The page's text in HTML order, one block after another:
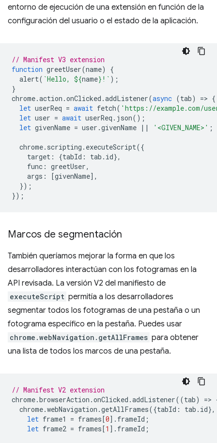
entorno de ejecución de una extensión en función de la
configuración del usuario o el estado de la aplicación.
// Manifest V3 extension
function greetUser(name)
{
alert( `Hello, ${name} !` );
}
chrome.action .onClicked .addListener(async (tab) => {
let userReq = await fetch( 'https://example.com/
let user = await userReq . json();
let givenName = user .givenName || '<GIVEN_NAME>' ;
chrome. scripting . executeScript({
target : {tabId : tab . id},
func : greetUser,
args : [givenName],
});
});
Marcos de segmentación
También queríamos mejorar la forma en que los
desarrolladores interactúan con los fotogramas en la
API revisada. La versión V2 del manifiesto de
executeScript permitía a los desarrolladores
segmentar todos los fotogramas de una pestaña o un
fotograma específico en la pestaña. Puedes usar
chrome.webNavigation.getAllFrames para obtener
una lista de todos los marcos de una pestaña.
// Manifest V2 extension
chrome.browserAction .onClicked .addListener((tab) =>
chrome.webNavigation .getAllFrames({tabId : tab . id},
let frame1 = frames[0]. frameId ;
let frame2 = frames[1 ]. frameId ;